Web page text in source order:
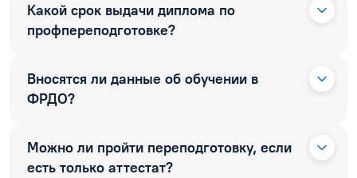
Какой срок выдачи диплома по
профпереподготовке?
Вносятся ли данные об обучении в
ФРДО?
Можно ли пройти переподготовку, если
есть только аттестат?